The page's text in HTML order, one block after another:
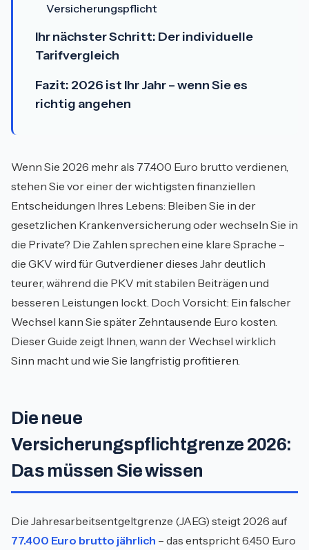
Versicherungspflicht
Ihr nächster Schritt: Der individuelle
Tarifvergleich
Fazit: 2026 ist Ihr Jahr – wenn Sie es
richtig angehen
Wenn Sie 2026 mehr als 77.400 Euro brutto verdienen,
stehen Sie vor einer der wichtigsten finanziellen
Entscheidungen Ihres Lebens: Bleiben Sie in der
gesetzlichen Krankenversicherung oder wechseln Sie in
die Private? Die Zahlen sprechen eine klare Sprache –
die GKV wird für Gutverdiener dieses Jahr deutlich
teurer, während die PKV mit stabilen Beiträgen und
besseren Leistungen lockt. Doch Vorsicht: Ein falscher
Wechsel kann Sie später Zehntausende Euro kosten.
Dieser Guide zeigt Ihnen, wann der Wechsel wirklich
Sinn macht und wie Sie langfristig profitieren.
Die neue
Versicherungspflichtgrenze 2026:
Das müssen Sie wissen
Die Jahresarbeitsentgeltgrenze (JAEG) steigt 2026 auf
77.400 Euro brutto jährlich – das entspricht 6.450 Euro